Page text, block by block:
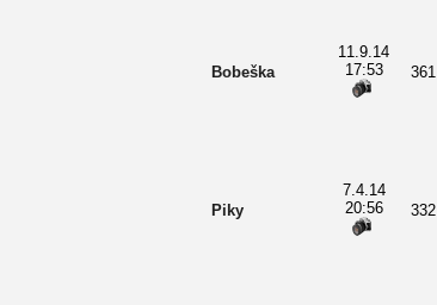
Bobeška
11.9.14
17:53
361
Piky
7.4.14
20:56
332